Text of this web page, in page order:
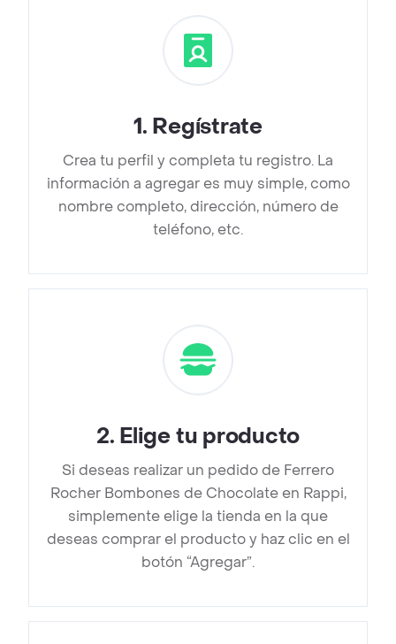
1. Regístrate
Crea tu perfil y completa tu registro. La
información a agregar es muy simple, como
nombre completo, dirección, número de
teléfono, etc.
2. Elige tu producto
Si deseas realizar un pedido de Ferrero
Rocher Bombones de Chocolate en Rappi,
simplemente elige la tienda en la que
deseas comprar el producto y haz clic en el
botón “Agregar”.